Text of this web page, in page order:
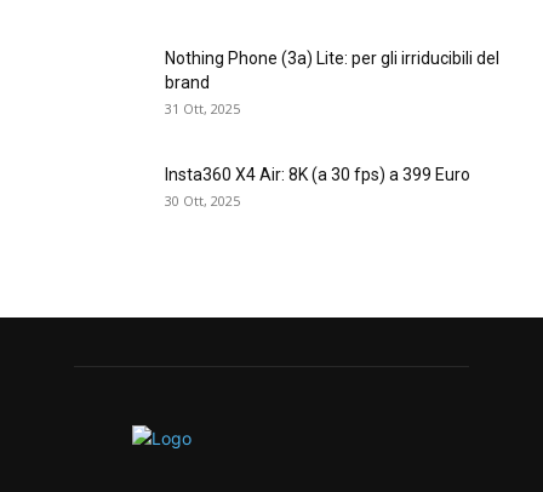
Nothing Phone (3a) Lite: per gli irriducibili del
brand
31 Ott, 2025
Insta360 X4 Air: 8K (a 30 fps) a 399 Euro
30 Ott, 2025